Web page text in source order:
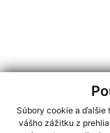
Súbory cookie a ďalšie
vášho zážitku z